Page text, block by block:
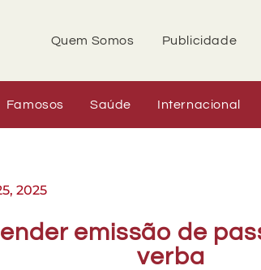
Quem Somos Publicidade
Famosos Saúde Internacional
2025
emissão de
verba